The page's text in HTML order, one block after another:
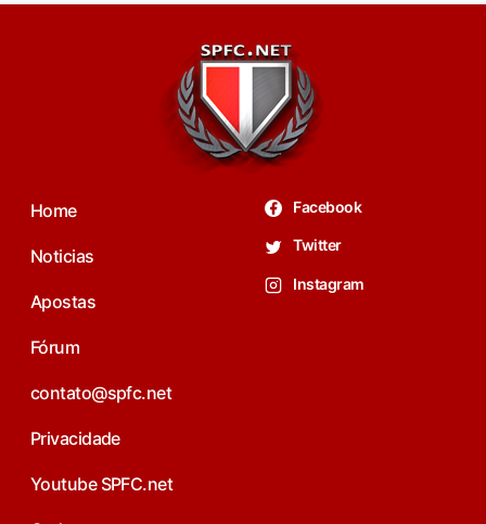
Home
Noticias
Apostas
Fórum
contato@spfc.net
Privacidade
Youtube SPFC.net
Facebook
Twitter
Instagram